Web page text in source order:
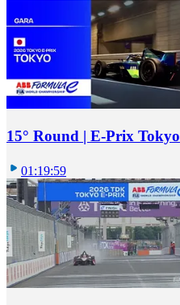
15° Round | E-Prix Tokyo
01:19:59